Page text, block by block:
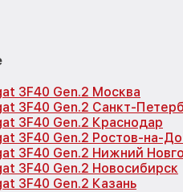
3F40 Gen.2 Москва
3F40 Gen.2 Санкт-
3F40 Gen.2 Краснодар
3F40 Gen.2 Ростов-на-
3F40 Gen.2 Нижний
3F40 Gen.2 Новосибирск
3F40 Gen.2 Казань